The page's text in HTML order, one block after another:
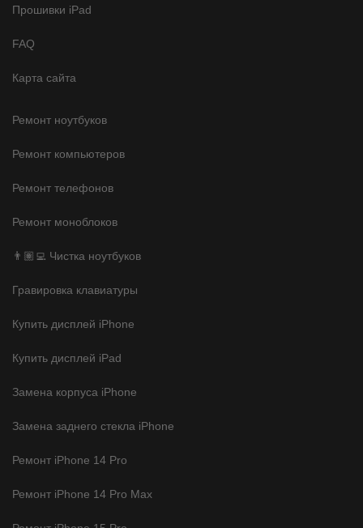
Прошивки iPad
FAQ
Карта сайта
Ремонт ноутбуков
Ремонт компьютеров
Ремонт телефонов
Ремонт моноблоков
👨🏽‍💻 Чистка ноутбуков
Гравировка клавиатуры
Купить дисплей iPhone
Купить дисплей iPad
Замена корпуса iPhone
Замена заднего стекла iPhone
Ремонт iPhone 14 Pro
Ремонт iPhone 14 Pro Max